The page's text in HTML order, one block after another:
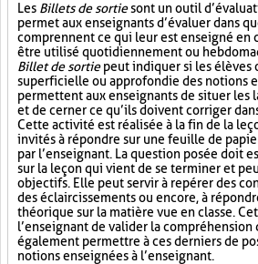
Les Billets de sortiesont un outil
permet aux enseignants d’évaluer dans
comprennent ce qui leur est enseigné en
être utilisé quotidiennement ou
Billet de sortiepeut indiquer si les élèves
superficielle ou approfondie des notions
permettent aux enseignants de situer les
et de cerner ce qu’ils doivent corriger
Cette activité est réalisée à la fin de la
invités à répondre sur une feuille de
par l’enseignant. La question posée doit
sur la leçon qui vient de se terminer et
objectifs. Elle peut servir à repérer des
des éclaircissements ou encore, à
théorique sur la matière vue en classe.
l’enseignant de valider la compréhension
également permettre à ces derniers de
notions enseignées à l’enseignant.